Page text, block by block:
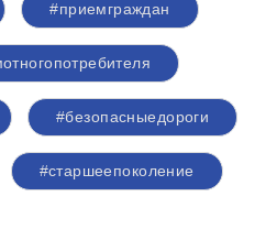
#приемграждан
#безопасныедороги
#старшеепоколение